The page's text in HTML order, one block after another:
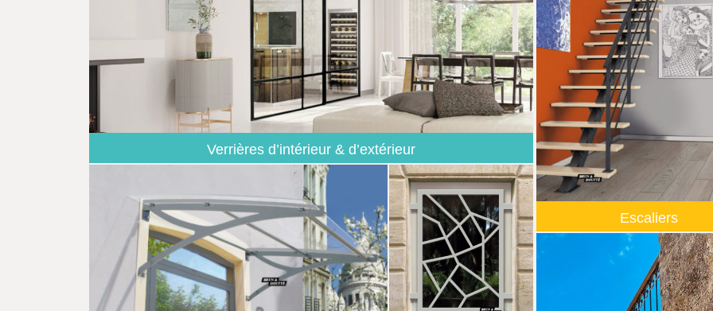
Verrières d’intérieur & d’extérieur
Escaliers